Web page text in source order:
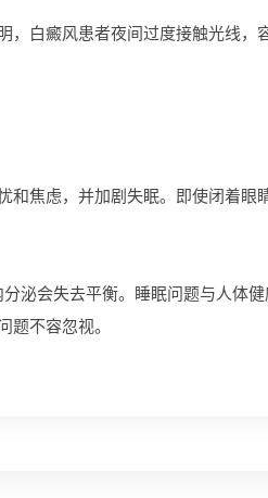
白癜风患者夜间过度接触光线，
焦虑，并加剧失眠。即使闭着眼
会失去平衡。睡眠问题与人体健
题不容忽视。